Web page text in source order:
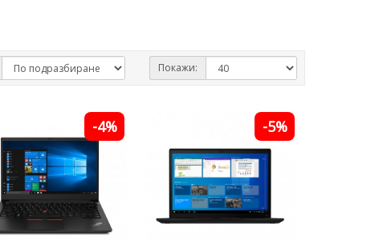
Покажи:
-4% -5%